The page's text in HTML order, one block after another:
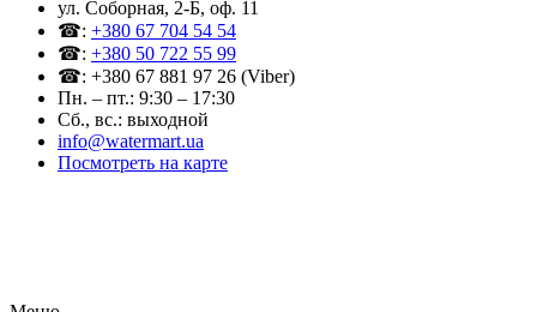
ул. Соборная, 2-Б, оф. 11
☎: +380 67 704 54 54
☎: +380 50 722 55 99
☎: +380 67 881 97 26 (Viber)
Пн. – пт.: 9:30 – 17:30
Сб., вс.: выходной
info@watermart.ua
Посмотреть на карте